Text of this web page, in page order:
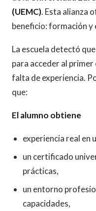
(UEMC). Esta alianza
beneficio: formación y
La escuela detectó
para acceder al
falta de experiencia.
que:
El alumno obtiene
experiencia real en
un certificado
prácticas,
un entorno
capacidades,